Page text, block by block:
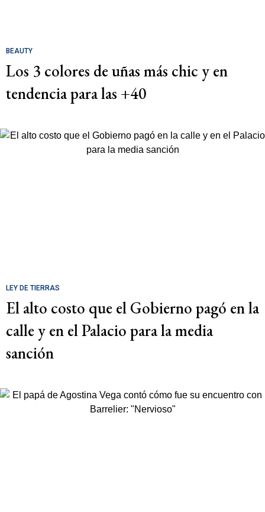
BEAUTY
Los 3 colores de uñas más chic y en
tendencia para las +40
LEY DE TIERRAS
El alto costo que el Gobierno pagó en la
calle y en el Palacio para la media
sanción